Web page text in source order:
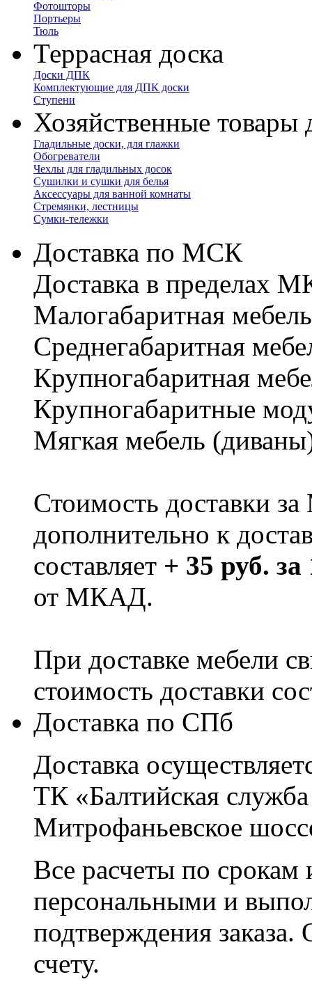
Фотошторы
Портьеры
Тюль
Террасная доска
Доски ДПК
Комплектующие для ДПК доски
Ступени
Хозяйственные товары
Гладильные доски, для глажки
Обогреватели
Чехлы для гладильных досок
Сушилки и сушки для белья
Аксессуары для ванной комнаты
Стремянки, лестницы
Сумки-тележки
Доставка по МСК
Доставка в пределах
Малогабаритная
Cреднегабаритная
Крупногабаритная
Крупногабаритные
Мягкая мебель
Стоимость доставки
дополнительно к
составляет + 35 руб.
от МКАД.
При доставке мебели
стоимость доставки
Доставка по СПб
Доставка
ТК «Балтийская
Митрофаньевское
Все расчеты по срокам
персональными и
подтверждения заказа.
счету.